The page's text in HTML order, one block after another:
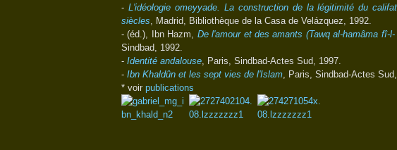
- L'idéologie omeyyade. La construction de la légitimité du
siècles, Madrid, Bibliothèque de la Casa de Velázquez, 1992.
- (éd.), Ibn Hazm, De l'amour et des amants (Tawq al-hamâma fî-
Sindbad, 1992.
- Identité andalouse, Paris, Sindbad-Actes Sud, 1997.
- Ibn Khaldûn et les sept vies de l'Islam, Paris, Sindbad-Actes
* voir publications